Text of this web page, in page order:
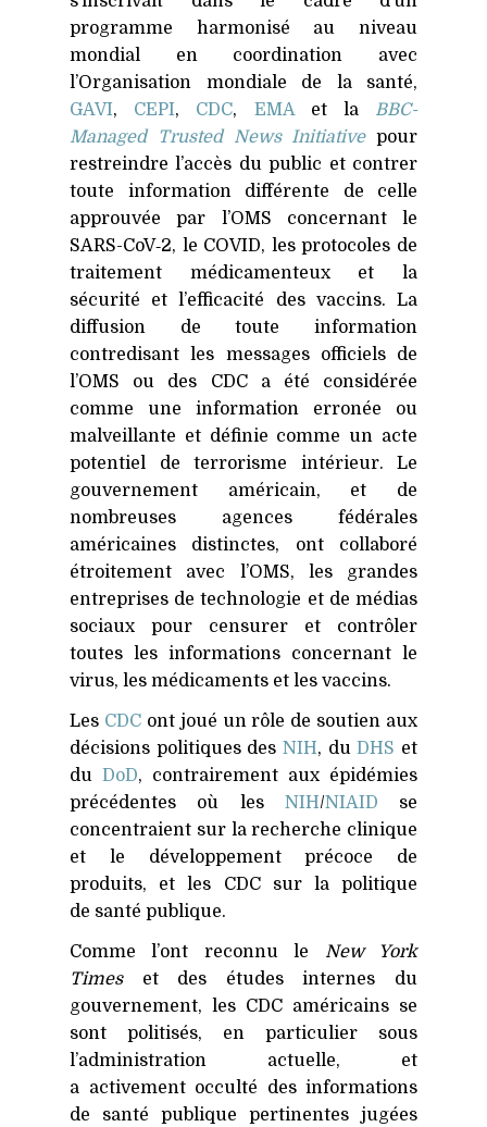
programme harmonisé au niveau
mondial en coordination avec
l’Organisation mondiale de la santé,
GAVI, CEPI, CDC, EMAet la BBC-
Managed Trusted News Initiativepour
restreindre l’accès du public et contrer
toute information différente de celle
approuvée par l’OMS concernant le
SARS-CoV‑2, le COVID, les protocoles de
traitement médicamenteux et la
sécurité et l’efficacité des vaccins. La
diffusion de toute information
contredisant les messages officiels de
l’OMS ou des CDCa été considérée
comme une information erronée ou
malveillante et définie comme un acte
potentiel de terrorisme intérieur. Le
gouvernement américain, et de
nombreuses agences fédérales
américaines distinctes, ont collaboré
étroitement avec l’OMS, les grandes
entreprises de technologie et de médias
sociaux pour censurer et contrôler
toutes les informations concernant le
virus, les médicaments et les vaccins.
Les CDCont joué un rôle de soutien aux
décisions politiques des NIH, duDHS et
du DoD, contrairement aux épidémies
précédentes où les NIH/NIAID se
concentraient sur la recherche clinique
et le développement précoce de
produits, et les CDCsur la politique
de santé publique.
Comme l’ont reconnu le New York
Timeset des études internes du
gouvernement, les CDC américains se
sont politisés, en particulier sous
l’administration actuelle, et
a activement occulté des informations
de santé publique pertinentes jugées